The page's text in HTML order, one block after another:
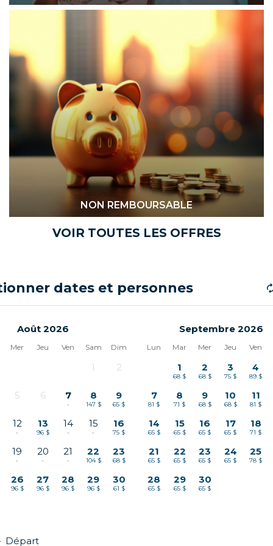
NON REMBOURSABLE
VOIR TOUTES LES OFFRES
dates et personnes
Août 2026
Mer Jeu Ven Sam Dim
1 2
5 6 7
-
8
147 $
9
65 $
12
-
13
96 $
14
-
15
-
16
75 $
19
-
20
-
21
-
22
104 $
23
68 $
26
96 $
27
96 $
28
96 $
29
96 $
30
61 $
Septembre 2026
Lun Mar Mer Jeu Ven
1
68 $
2
68 $
3
75 $
4
89 $
7
81 $
8
71 $
9
68 $
10
68 $
11
81 $
14
65 $
15
65 $
16
65 $
17
65 $
18
71 $
21
65 $
22
65 $
23
65 $
24
65 $
25
78 $
28
65 $
29
65 $
30
65 $
Départ